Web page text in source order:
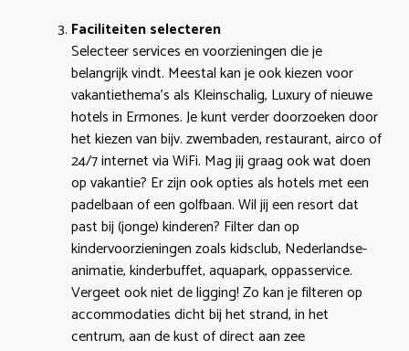
Faciliteiten selecteren
Selecteer services en voorzieningen die je
belangrijk vindt. Meestal kan je ook kiezen voor
vakantiethema’s als Kleinschalig, Luxury of nieuwe
hotels in Ermones. Je kunt verder doorzoeken door
het kiezen van bijv. zwembaden, restaurant, airco of
24/7 internet via WiFi. Mag jij graag ook wat doen
op vakantie? Er zijn ook opties als hotels met een
padelbaan of een golfbaan. Wil jij een resort dat
past bij (jonge) kinderen? Filter dan op
kindervoorzieningen zoals kidsclub, Nederlandse-
animatie, kinderbuffet, aquapark, oppasservice.
Vergeet ook niet de ligging! Zo kan je filteren op
accommodaties dicht bij het strand, in het
centrum, aan de kust of direct aan zee